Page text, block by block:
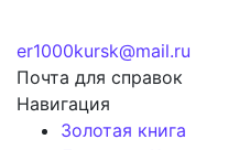
er1000kursk@mail.ru
Почта для справок
Навигация
Золотая книга